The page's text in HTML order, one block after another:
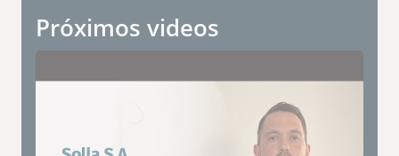
Próximos videos